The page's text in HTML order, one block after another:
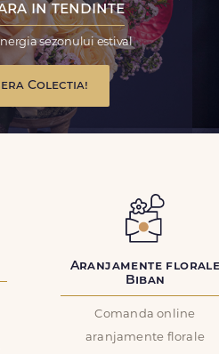
in tendinte
sezonului estival
Colectia!
Aranjamente
Biban
Comanda online
aranjamente florale